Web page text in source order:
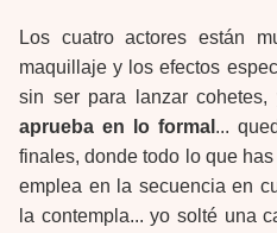
Los cuatro actores están
maquillaje y los efectos
sin ser para lanzar
aprueba en lo formal ...
finales, donde todo lo que
emplea en la secuencia en
la contempla... yo solté una